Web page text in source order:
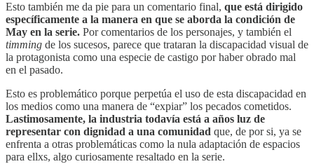
Esto también me da pie para un comentario final, que está dirigido
específicamente a la manera en que se aborda la condición de
May en la serie. Por comentarios de los personajes, y también el
timming de los sucesos, parece que trataran la discapacidad visual de
la protagonista como una especie de castigo por haber obrado mal
en el pasado.
Esto es problemático porque perpetúa el uso de esta discapacidad en
los medios como una manera de “expiar” los pecados cometidos.
Lastimosamente, la industria todavía está a años luz de
representar con dignidad a una comunidad que, de por si, ya se
enfrenta a otras problemáticas como la nula adaptación de espacios
para ellxs, algo curiosamente resaltado en la serie.